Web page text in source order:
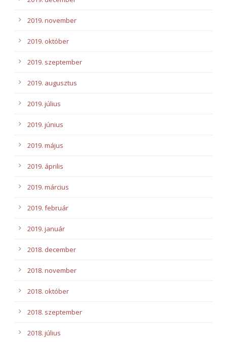
2019. november
2019. október
2019. szeptember
2019. augusztus
2019. július
2019. június
2019. május
2019. április
2019. március
2019. február
2019. január
2018. december
2018. november
2018. október
2018. szeptember
2018. július